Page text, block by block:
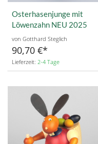
Osterhasenjunge mit
Löwenzahn NEU 2025
von Gotthard Steglich
90,70 €
Lieferzeit: 2-4 Tage